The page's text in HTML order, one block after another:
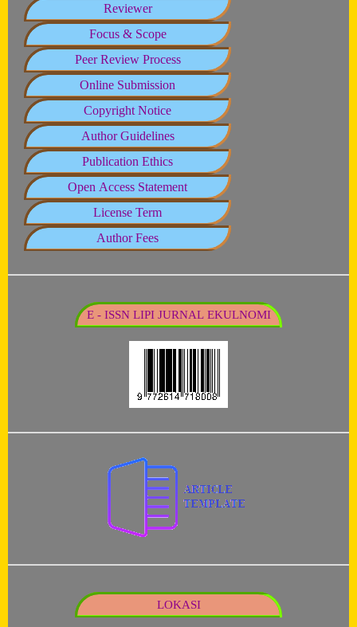
Reviewer
Focus & Scope
Peer Review Process
Online Submission
Copyright Notice
Author Guidelines
Publication Ethics
Open Access Statement
License Term
Author Fees
E - ISSN LIPI JURNAL EKULNOMI
LOKASI